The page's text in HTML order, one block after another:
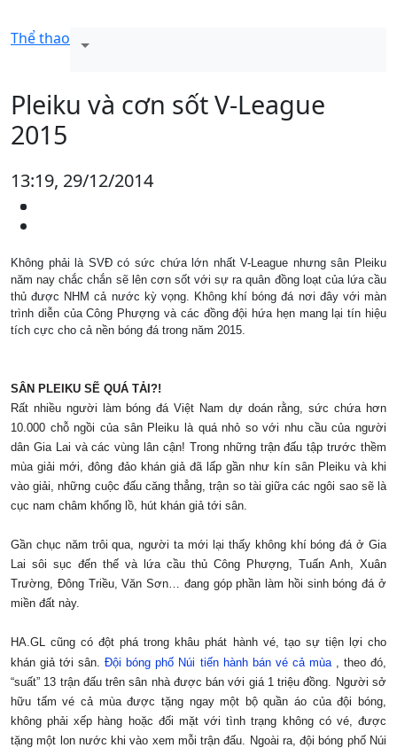
Thể thao
Pleiku và cơn sốt V-League
2015
13:19, 29/12/2014
Không phải là SVĐ có sức chứa lớn nhất V-League nhưng sân Pleiku
năm nay chắc chắn sẽ lên cơn sốt với sự ra quân đồng loạt của lứa cầu
thủ được NHM cả nước kỳ vọng. Không khí bóng đá nơi đây với màn
trình diễn của Công Phượng và các đồng đội hứa hẹn mang lại tín hiệu
tích cực cho cả nền bóng đá trong năm 2015.
SÂN PLEIKU SẼ QUÁ TẢI?!
Rất nhiều người làm bóng đá Việt Nam dự doán rằng, sức chứa hơn
10.000 chỗ ngồi của sân Pleiku là quá nhỏ so với nhu cầu của người
dân Gia Lai và các vùng lân cận! Trong những trận đấu tập trước thềm
mùa giải mới, đông đảo khán giả đã lấp gần như kín sân Pleiku và khi
vào giải, những cuộc đấu căng thẳng, trận so tài giữa các ngôi sao sẽ là
cục nam châm khổng lồ, hút khán giả tới sân.
Gần chục năm trôi qua, người ta mới lại thấy không khí bóng đá ở Gia
Lai sôi sục đến thế và lứa cầu thủ Công Phượng, Tuấn Anh, Xuân
Trường, Đông Triều, Văn Sơn… đang góp phần làm hồi sinh bóng đá ở
miền đất này.
HA.GL cũng có đột phá trong khâu phát hành vé, tạo sự tiện lợi cho
khán giả tới sân.
Đội bóng phố Núi tiến hành bán vé cả mùa
, theo đó,
“suất” 13 trận đấu trên sân nhà được bán với giá 1 triệu đồng. Người sở
hữu tấm vé cả mùa được tặng ngay một bộ quần áo của đội bóng,
không phải xếp hàng hoặc đối mặt với tình trạng không có vé, được
tặng một lon nước khi vào xem mỗi trận đấu. Ngoài ra, đội bóng phố Núi